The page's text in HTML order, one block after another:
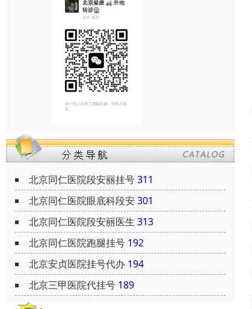
北京同仁医院段安丽挂号311
北京同仁医院眼底科段安301
北京同仁医院段安丽医生 313
北京同仁医院跑腿挂号 192
北京安贞医院挂号代办 194
北京三甲医院代挂号 189